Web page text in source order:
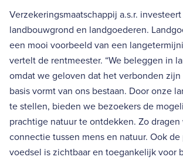
Verzekeringsmaatschappij a.s.r.
landbouwgrond en landgoederen.
een mooi voorbeeld van een
vertelt de rentmeester. “We beleggen in
omdat we geloven dat het verbonden
basis vormt van ons bestaan. Door onze
te stellen, bieden we bezoekers de
prachtige natuur te ontdekken. Zo
connectie tussen mens en natuur. Ook
voedsel is zichtbaar en toegankelijk voor